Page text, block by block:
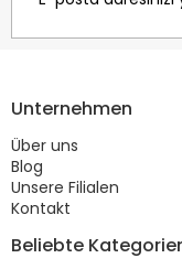
Unternehmen
Über uns
Blog
Unsere Filialen
Kontakt
Beliebte